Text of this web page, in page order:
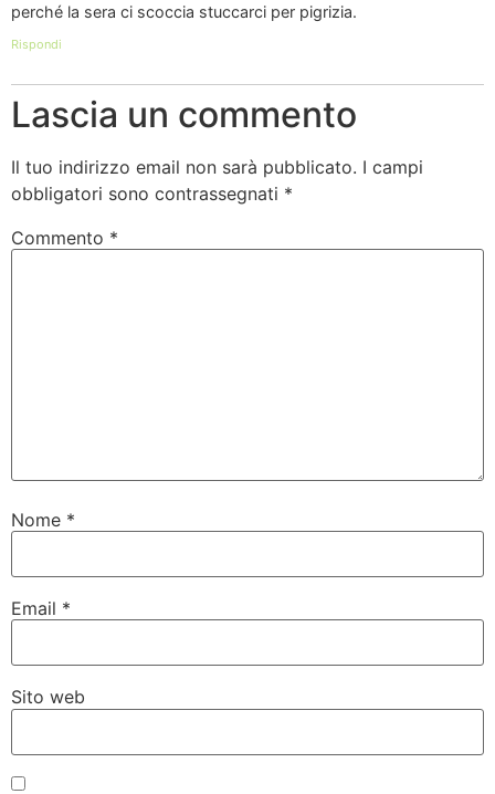
perché la sera ci scoccia stuccarci per pigrizia.
Rispondi
Lascia un commento
Il tuo indirizzo email non sarà pubblicato. I campi
obbligatori sono contrassegnati *
Commento *
Nome *
Email *
Sito web